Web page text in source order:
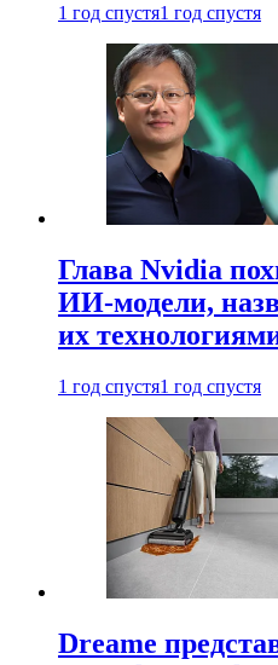
1 год спустя1 год спустя
Глава Nvidia
ИИ-модели,
их
1 год спустя1 год спустя
Dreame